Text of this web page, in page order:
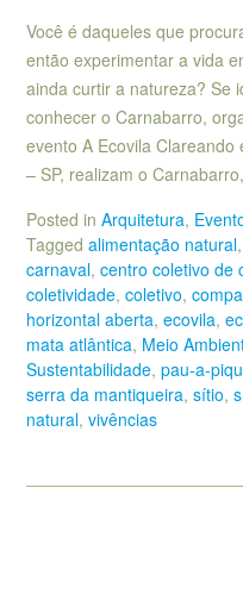
Você é daqueles que
então experimentar a vida
ainda curtir a natureza? Se
conhecer o Carnabarro,
evento A Ecovila Clareando
– SP, realizam o
Posted in Arquitetura,
Tagged alimentação natural,
carnaval, centro coletivo de
coletividade, coletivo,
horizontal aberta, ecovila,
mata atlântica, Meio
Sustentabilidade, pau-a-
serra da mantiqueira, sítio,
natural, vivências